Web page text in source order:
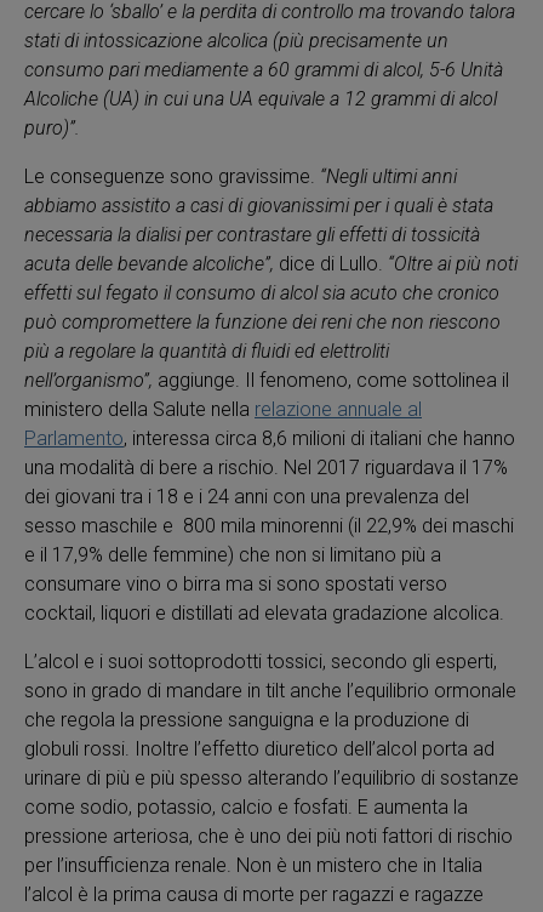
cercare lo ‘sballo’ e la perdita di controllo ma trovando talora
stati di intossicazione alcolica (più precisamente un
consumo pari mediamente a 60 grammi di alcol, 5-6 Unità
Alcoliche (UA) in cui una UA equivale a 12 grammi di alcol
puro)”.
Le conseguenze sono gravissime. “Negli ultimi anni
abbiamo assistito a casi di giovanissimi per i quali è stata
necessaria la dialisi per contrastare gli effetti di tossicità
acuta delle bevande alcoliche”, dice di Lullo. “Oltre ai più noti
effetti sul fegato il consumo di alcol sia acuto che cronico
può compromettere la funzione dei reni che non riescono
più a regolare la quantità di fluidi ed elettroliti
nell’organismo”, aggiunge. Il fenomeno, come sottolinea il
ministero della Salute nella relazione annuale al
Parlamento, interessa circa 8,6 milioni di italiani che hanno
una modalità di bere a rischio. Nel 2017 riguardava il 17%
dei giovani tra i 18 e i 24 anni con una prevalenza del
sesso maschile e 800 mila minorenni (il 22,9% dei maschi
e il 17,9% delle femmine) che non si limitano più a
consumare vino o birra ma si sono spostati verso
cocktail, liquori e distillati ad elevata gradazione alcolica.
L’alcol e i suoi sottoprodotti tossici, secondo gli esperti,
sono in grado di mandare in tilt anche l’equilibrio ormonale
che regola la pressione sanguigna e la produzione di
globuli rossi. Inoltre l’effetto diuretico dell’alcol porta ad
urinare di più e più spesso alterando l’equilibrio di sostanze
come sodio, potassio, calcio e fosfati. E aumenta la
pressione arteriosa, che è uno dei più noti fattori di rischio
per l’insufficienza renale. Non è un mistero che in Italia
l’alcol è la prima causa di morte per ragazzi e ragazze